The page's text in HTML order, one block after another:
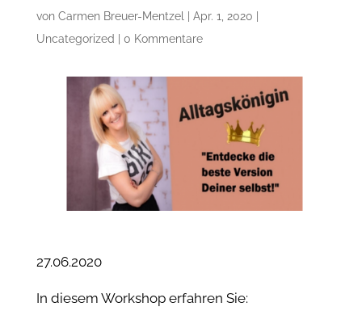
von Carmen Breuer-Mentzel Apr. 1, 2020
Uncategorized
0 Kommentare
27.06.2020
In diesem Workshop erfahren Sie: